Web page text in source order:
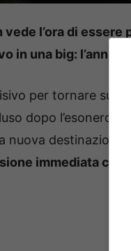
vede l’ora di
in una big:
per tornare
dopo l’esonero
nuova destinazione.
immediata che